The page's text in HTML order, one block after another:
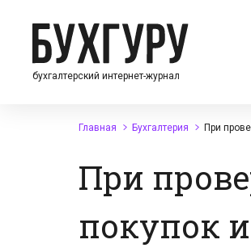
бухгалтерский интернет-журнал
Главная Бухгалтерия При
При
покупок